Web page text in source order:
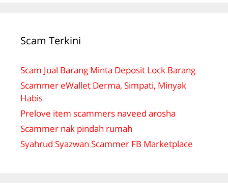
Scam Terkini
Scam Jual Barang Minta Deposit Lock Barang
Scammer eWallet Derma, Simpati, Minyak
Habis
Prelove item scammers naveed arosha
Scammer nak pindah rumah
Syahrud Syazwan Scammer FB Marketplace